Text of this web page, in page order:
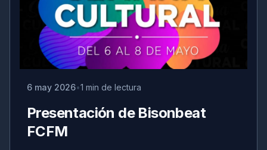
6 may 2026 1 min de lectura
Presentación de Bisonbeat
FCFM